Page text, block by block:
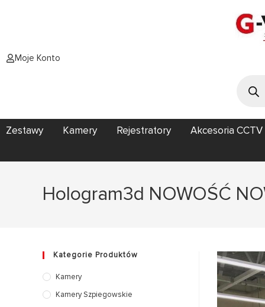
Moje Konto
Zestawy Kamery Rejestratory Akcesoria CCTV
Hologram3d NOWOŚĆ
Kategorie Produktów
Kamery
Kamery Szpiegowskie